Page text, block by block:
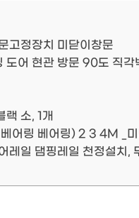
고정장치 미닫이창문
도어 현관 방문 90도 직
소, 1개
링 베어링) 2 3 4M _미
레일 댐핑레일 천정설치,